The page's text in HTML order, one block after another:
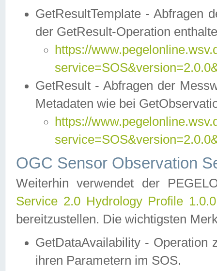
GetResultTemplate - Abfragen
der GetResult-Operation
https://
GetResult - Abfragen der
Metadaten wie bei
https://
OGC Sensor Observation
Weiterhin verwendet der
Service 2.0 Hydrology Profile
bereitzustellen. Die wichtigsten
GetDataAvailability - Operation
ihren Parametern im SOS.